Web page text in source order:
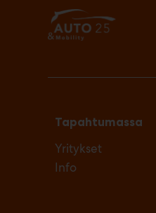
Tapahtumassa
Yritykset
Info